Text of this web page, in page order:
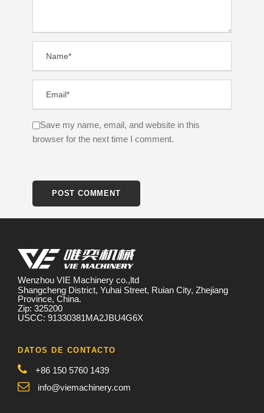
Save my name, email, and website in this
browser for the next time I comment.
Wenzhou VIE Machinery co.,ltd
Shangcheng District, Yuhai Street, Ruian City, Zhejiang
Province, China.
Zip: 325200
USCC: 91330381MA2JBU4G6X
DATOS DE CONTACTO
+86 150 5760 1439
info@viemachinery.com